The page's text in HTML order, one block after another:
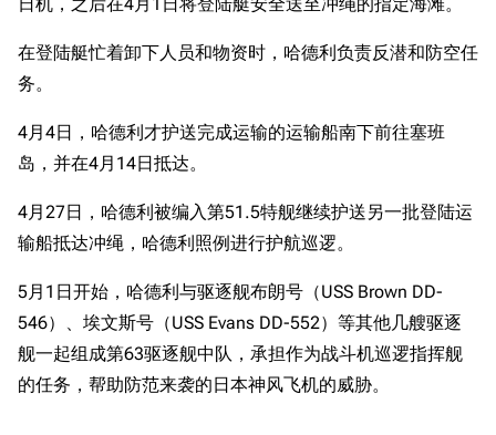
在登陆艇忙着卸下人员和物资时，哈德利负责反潜和防空任
务。
4月4日，哈德利才护送完成运输的运输船南下前往塞班
岛，并在4月14日抵达。
4月27日，哈德利被编入第51.5特舰继续护送另一批登陆运
输船抵达冲绳，哈德利照例进行护航巡逻。
5月1日开始，哈德利与驱逐舰布朗号（USS Brown DD-
546）、埃文斯号（USS Evans DD-552）等其他几艘驱逐
舰一起组成第63驱逐舰中队，承担作为战斗机巡逻指挥舰
的任务，帮助防范来袭的日本神风飞机的威胁。